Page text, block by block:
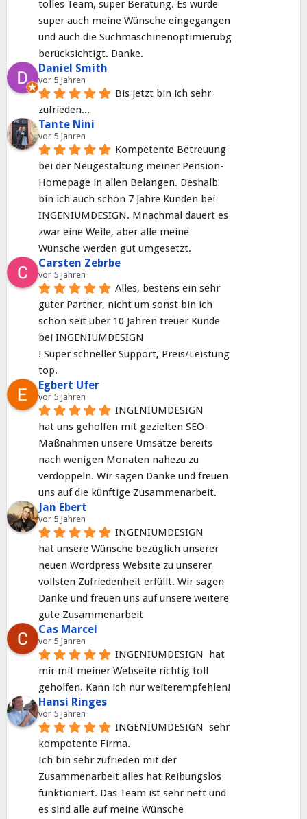
tolles Team, super Beratung. Es wurde
super auch meine Wünsche eingegangen
und auch die Suchmaschinenoptimierubg
berücksichtigt. Danke.
Daniel Smith
vor 5 Jahren
Bis jetzt bin ich sehr
zufrieden...
Tante Nini
vor 5 Jahren
Kompetente Betreuung
bei der Neugestaltung meiner Pension-
Homepage in allen Belangen. Deshalb
bin ich auch schon 7 Jahre Kunden bei
INGENIUMDESIGN. Mnachmal dauert es
zwar eine Weile, aber alle meine
Wünsche werden gut umgesetzt.
Carsten Zebrbe
vor 5 Jahren
Alles, bestens ein sehr
guter Partner, nicht um sonst bin ich
schon seit über 10 Jahren treuer Kunde
bei INGENIUMDESIGN
! Super schneller Support, Preis/Leistung
top.
Egbert Ufer
vor 5 Jahren
INGENIUMDESIGN
hat uns geholfen mit gezielten SEO-
Maßnahmen unsere Umsätze bereits
nach wenigen Monaten nahezu zu
verdoppeln. Wir sagen Danke und freuen
uns auf die künftige Zusammenarbeit.
Jan Ebert
vor 5 Jahren
INGENIUMDESIGN
hat unsere Wünsche bezüglich unserer
neuen Wordpress Website zu unserer
vollsten Zufriedenheit erfüllt. Wir sagen
Danke und freuen uns auf unsere weitere
gute Zusammenarbeit
Cas Marcel
vor 5 Jahren
INGENIUMDESIGN  hat
mir mit meiner Webseite richtig toll
geholfen. Kann ich nur weiterempfehlen!
Hansi Ringes
vor 5 Jahren
INGENIUMDESIGN  sehr
kompotente Firma.
Ich bin sehr zufrieden mit der
Zusammenarbeit alles hat Reibungslos
funktioniert. Das Team ist sehr nett und
es sind alle auf meine Wünsche